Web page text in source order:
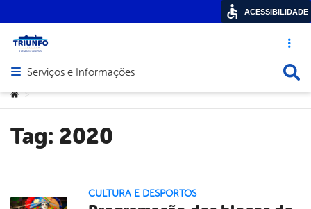
Acesso
Abrir menu principal de navegação
Serviços e Informações
Você está aqui:
>
Tag: 2020
CULTURA E DESPORTOS
ACESSIBILIDADE